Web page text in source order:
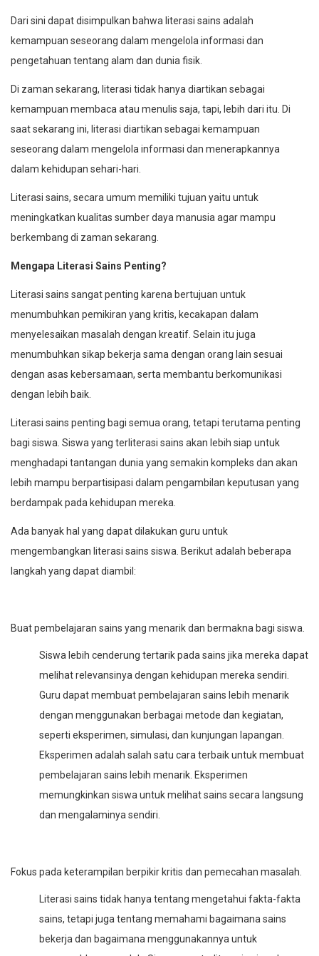
Dari sini dapat disimpulkan bahwa literasi sains adalah
kemampuan seseorang dalam mengelola informasi dan
pengetahuan tentang alam dan dunia fisik.
Di zaman sekarang, literasi tidak hanya diartikan sebagai
kemampuan membaca atau menulis saja, tapi, lebih dari itu. Di
saat sekarang ini, literasi diartikan sebagai kemampuan
seseorang dalam mengelola informasi dan menerapkannya
dalam kehidupan sehari-hari.
Literasi sains, secara umum memiliki tujuan yaitu untuk
meningkatkan kualitas sumber daya manusia agar mampu
berkembang di zaman sekarang.
Mengapa Literasi Sains Penting?
Literasi sains sangat penting karena bertujuan untuk
menumbuhkan pemikiran yang kritis, kecakapan dalam
menyelesaikan masalah dengan kreatif. Selain itu juga
menumbuhkan sikap bekerja sama dengan orang lain sesuai
dengan asas kebersamaan, serta membantu berkomunikasi
dengan lebih baik.
Literasi sains penting bagi semua orang, tetapi terutama penting
bagi siswa. Siswa yang terliterasi sains akan lebih siap untuk
menghadapi tantangan dunia yang semakin kompleks dan akan
lebih mampu berpartisipasi dalam pengambilan keputusan yang
berdampak pada kehidupan mereka.
Ada banyak hal yang dapat dilakukan guru untuk
mengembangkan literasi sains siswa. Berikut adalah beberapa
langkah yang dapat diambil:
Buat pembelajaran sains yang menarik dan bermakna bagi siswa.
Siswa lebih cenderung tertarik pada sains jika mereka dapat
melihat relevansinya dengan kehidupan mereka sendiri.
Guru dapat membuat pembelajaran sains lebih menarik
dengan menggunakan berbagai metode dan kegiatan,
seperti eksperimen, simulasi, dan kunjungan lapangan.
Eksperimen adalah salah satu cara terbaik untuk membuat
pembelajaran sains lebih menarik. Eksperimen
memungkinkan siswa untuk melihat sains secara langsung
dan mengalaminya sendiri.
Fokus pada keterampilan berpikir kritis dan pemecahan masalah.
Literasi sains tidak hanya tentang mengetahui fakta-fakta
sains, tetapi juga tentang memahami bagaimana sains
bekerja dan bagaimana menggunakannya untuk